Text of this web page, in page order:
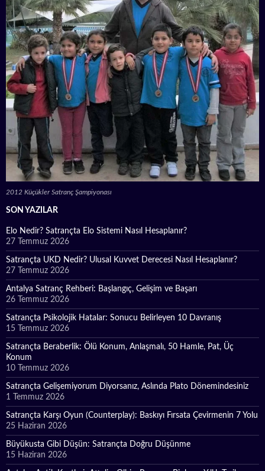
2012 Küçükler Satranç Şampiyonası
SON YAZILAR
Elo Nedir? Satrançta Elo Sistemi Nasıl Hesaplanır?
27 Temmuz 2026
Satrançta UKD Nedir? Ulusal Kuvvet Derecesi Nasıl Hesaplanır?
27 Temmuz 2026
Antalya Satranç Rehberi: Başlangıç, Gelişim ve Başarı
26 Temmuz 2026
Satrançta Psikolojik Hatalar: Sonucu Belirleyen 10 Davranış
15 Temmuz 2026
Satrançta Beraberlik: Ölü Konum, Anlaşmalı, 50 Hamle, Pat, Üç
Konum
10 Temmuz 2026
Satrançta Gelişemiyorum Diyorsanız, Aslında Plato Dönemindesiniz
1 Temmuz 2026
Satrançta Karşı Oyun (Counterplay): Baskıyı Fırsata Çevirmenin 7 Yolu
25 Haziran 2026
Büyükusta Gibi Düşün: Satrançta Doğru Düşünme
15 Haziran 2026